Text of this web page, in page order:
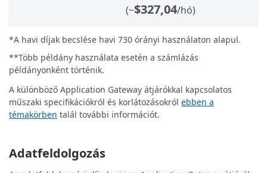
(~$327,04/hó)
*A havi díjak becslése havi 730 órányi használaton alapul.
**Több példány használata esetén a számlázás
példányonként történik.
A különböző Application Gateway átjárókkal kapcsolatos
műszaki specifikációkról és korlátozásokról ebben a
témakörben talál további információt.
Adatfeldolgozás